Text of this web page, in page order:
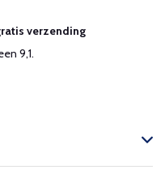
verzending
9,1.